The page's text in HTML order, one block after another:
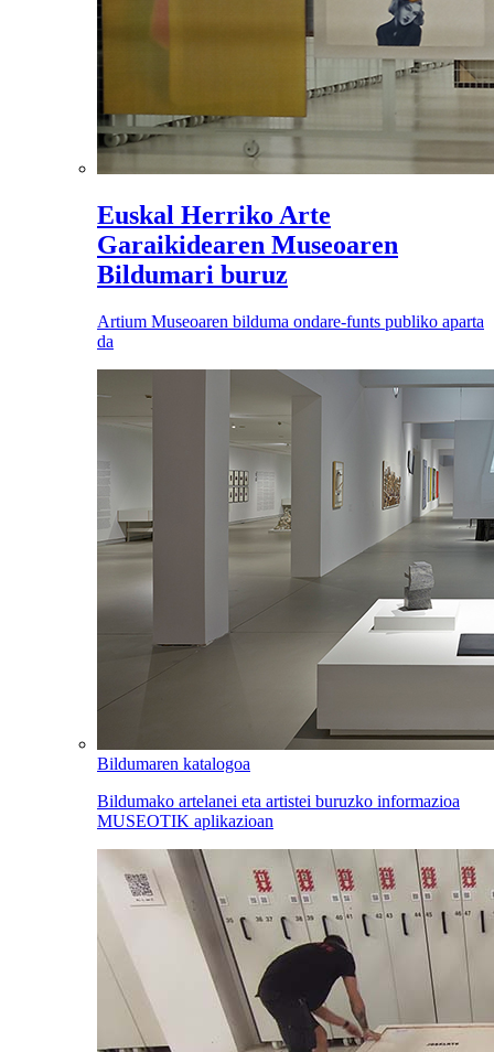
Euskal Herriko Arte
Garaikidearen Museoaren
Bildumari buruz
Artium Museoaren bilduma ondare-funts publiko aparta
da
Bildumaren katalogoa
Bildumako artelanei eta artistei buruzko informazioa
MUSEOTIK aplikazioan